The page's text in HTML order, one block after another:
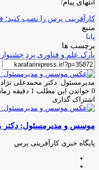
انتهای پیام/
کارآفرینی پرس را نصب
منبع
پانا
برچسب ها
پارک علم و فناوری یزد
مدیرمسئول: دکتر محمدعلی
0 خواندن این مطلب 1 دقیقه زمان میبرد
اشتراک گذاری
فیس
توئیتر
لینکدین
واتس
تلگرام
اشتراک
از
ایمیل
چاپ
موسس و مدیرمسئول: دکتر
پایگاه خبری کارآفرینی پرس